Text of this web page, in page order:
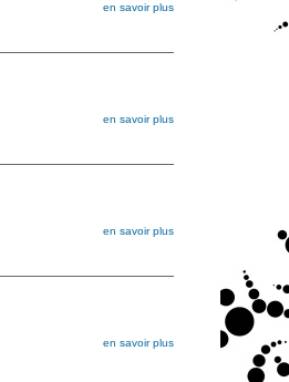
en savoir plus
en savoir plus
en savoir plus
en savoir plus